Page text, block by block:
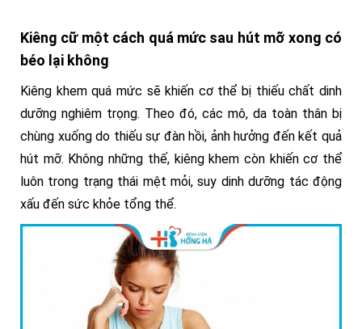
Kiêng cữ một cách quá mức sau hút mỡ xong có
béo lại không
Kiêng khem quá mức sẽ khiến cơ thể bị thiếu chất dinh
dưỡng nghiêm trọng. Theo đó, các mô, da toàn thân bị
chùng xuống do thiếu sự đàn hồi, ảnh hưởng đến kết quả
hút mỡ. Không những thế, kiêng khem còn khiến cơ thể
luôn trong trạng thái mệt mỏi, suy dinh dưỡng tác động
xấu đến sức khỏe tổng thể.